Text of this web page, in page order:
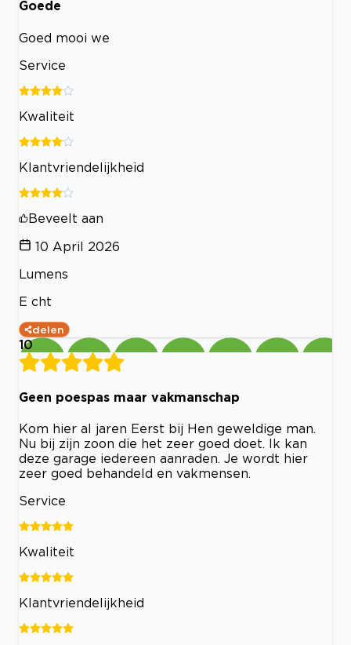
Goede
Goed mooi we
Service
Kwaliteit
Klantvriendelijkheid
Beveelt aan
10 April 2026
Lumens
E cht
delen
10
Geen poespas maar vakmanschap
Kom hier al jaren Eerst bij Hen geweldige man.
Nu bij zijn zoon die het zeer goed doet. Ik kan
deze garage iedereen aanraden. Je wordt hier
zeer goed behandeld en vakmensen.
Service
Kwaliteit
Klantvriendelijkheid